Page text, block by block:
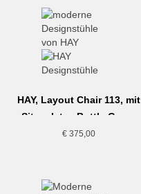
HAY, Layout Chair 113, mit
Sitzpolster, Bottle Green
€375,00